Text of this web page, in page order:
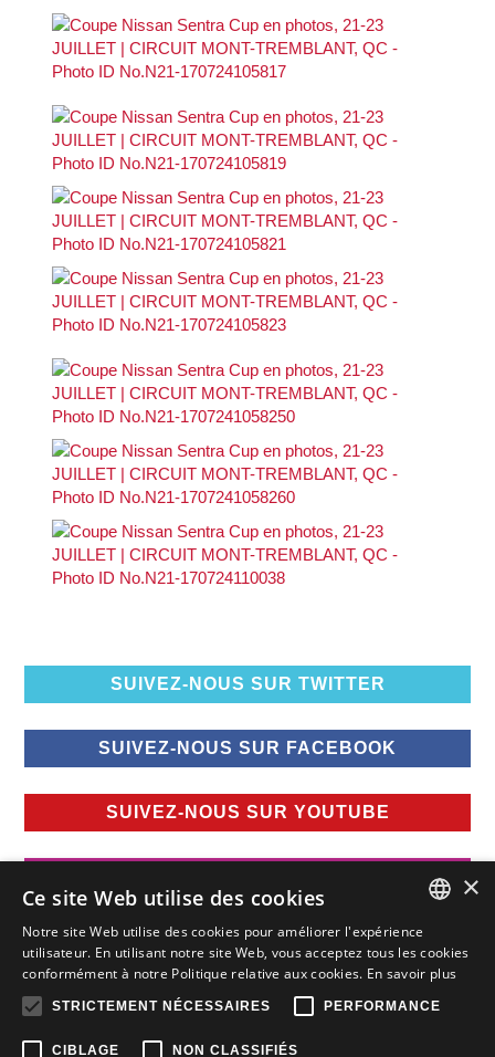
SUIVEZ-NOUS SUR TWITTER
SUIVEZ-NOUS SUR FACEBOOK
SUIVEZ-NOUS SUR YOUTUBE
FRENCH
FRENCH
×
Ce site Web utilise des cookies
Notre site Web utilise des cookies pour améliorer l'expérience
utilisateur. En utilisant notre site Web, vous acceptez tous les cookies
conformément à notre Politique relative aux cookies. En savoir plus
STRICTEMENT NÉCESSAIRES PERFORMANCE
CIBLAGE NON CLASSIFIÉS